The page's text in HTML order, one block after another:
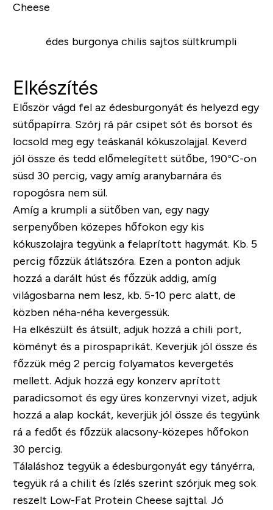
Cheese
Elkészítés
Először vágd fel az édesburgonyát és helyezd egy
sütőpapírra. Szórj rá pár csipet sót és borsot és
locsold meg egy teáskanál kókuszolajjal. Keverd
jól össze és tedd előmelegített sütőbe, 190°C-on
süsd 30 percig, vagy amíg aranybarnára és
ropogósra nem sül.
Amíg a krumpli a sütőben van, egy nagy
serpenyőben közepes hőfokon egy kis
kókuszolajra tegyünk a felaprított hagymát. Kb. 5
percig főzzük átlátszóra. Ezen a ponton adjuk
hozzá a darált húst és főzzük addig, amíg
világosbarna nem lesz, kb. 5-10 perc alatt, de
közben néha-néha kevergessük.
Ha elkészült és átsült, adjuk hozzá a chili port,
köményt és a pirospaprikát. Keverjük jól össze és
főzzük még 2 percig folyamatos kevergetés
mellett. Adjuk hozzá egy konzerv aprított
paradicsomot és egy üres konzervnyi vizet, adjuk
hozzá a alap kockát, keverjük jól össze és tegyünk
rá a fedőt és főzzük alacsony-közepes hőfokon
30 percig.
Tálaláshoz tegyük a édesburgonyát egy tányérra,
tegyük rá a chilit és ízlés szerint szórjuk meg sok
reszelt Low-Fat Protein Cheese sajttal. Jó